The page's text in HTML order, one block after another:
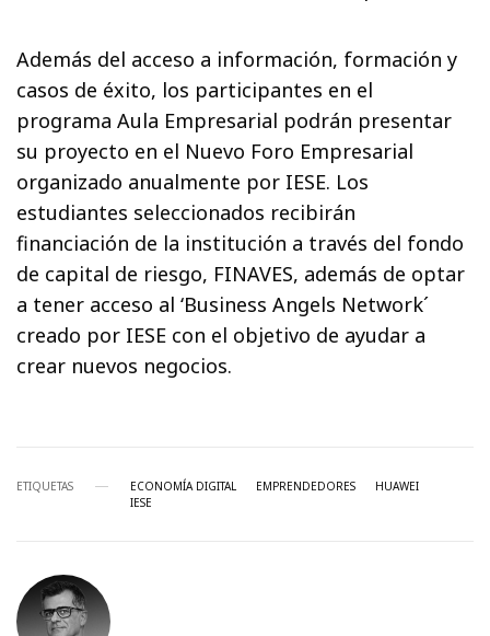
Además del acceso a información, formación y
casos de éxito, los participantes en el
programa Aula Empresarial podrán presentar
su proyecto en el Nuevo Foro Empresarial
organizado anualmente por IESE. Los
estudiantes seleccionados recibirán
financiación de la institución a través del fondo
de capital de riesgo, FINAVES, además de optar
a tener acceso al ‘Business Angels Network´
creado por IESE con el objetivo de ayudar a
crear nuevos negocios.
ETIQUETAS ECONOMÍA DIGITAL EMPRENDEDORES
HUAWEI
IESE